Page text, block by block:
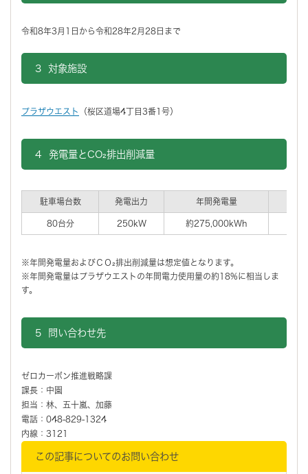
令和8年3月1日から令和28年2月28日まで
3 対象施設
プラザウエスト （桜区道場4丁目3番1号）
4 発電量とCO₂排出削減量
駐車場台数 発電出力 年間発電量
80台分 250kW 約275,000kWh
※年間発電量およびＣＯ₂排出削減量は想定値となります。
※年間発電量はプラザウエストの年間電力使用量の約18%に相当しま
す。
5 問い合わせ先
ゼロカーボン推進戦略課
課長：中園
担当：林、五十嵐、加藤
電話：048-829-1324
内線：3121
この記事についてのお問い合わせ